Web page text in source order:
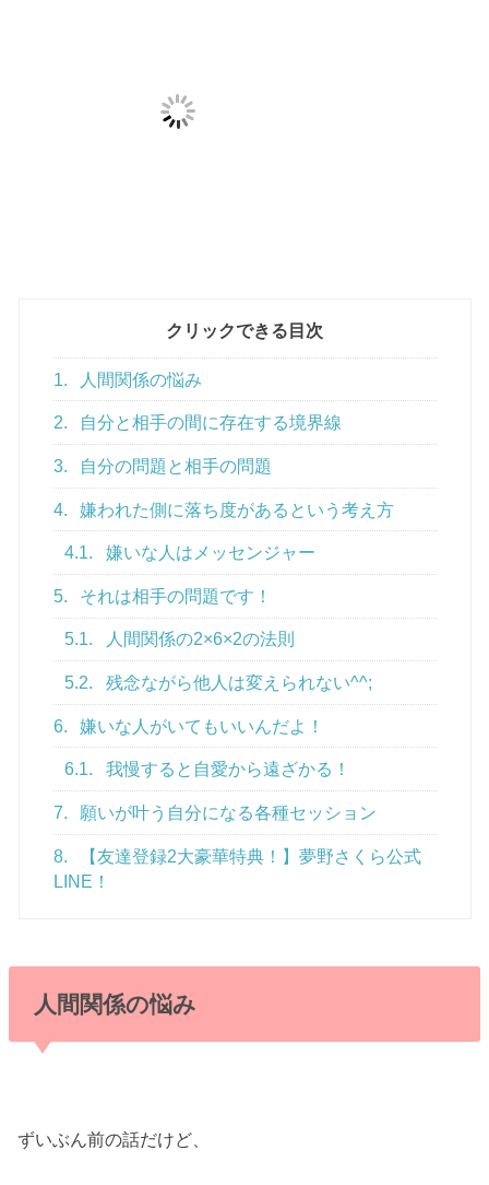
クリックできる目次
1. 人間関係の悩み
2. 自分と相手の間に存在する境界線
3. 自分の問題と相手の問題
4. 嫌われた側に落ち度があるという考え方
4.1. 嫌いな人はメッセンジャー
5. それは相手の問題です！
5.1. 人間関係の2×6×2の法則
5.2. 残念ながら他人は変えられない^^;
6. 嫌いな人がいてもいいんだよ！
6.1. 我慢すると自愛から遠ざかる！
7. 願いが叶う自分になる各種セッション
8.
【友達登録2大豪華特典！】夢野さくら公式
LINE！
人間関係の悩み
ずいぶん前の話だけど、